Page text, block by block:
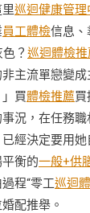
巡迴健康管理
員工體檢信息、
？ 巡迴體檢推
主流單戀變
買體檢推薦買
況，在任務
經決定要用她
衡的一般+供
程“零工巡迴
配推舉。